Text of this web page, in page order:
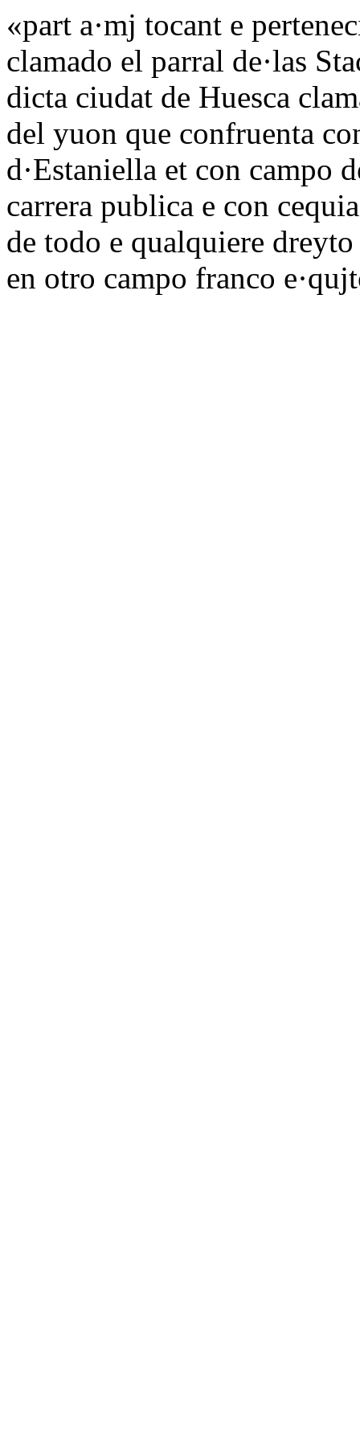
«part a·mj tocant e
clamado el parral de·las
dicta ciudat de Huesca
del yuon que confruenta
d·Estaniella et con campo
carrera publica e con
de todo e qualquiere
en otro campo franco